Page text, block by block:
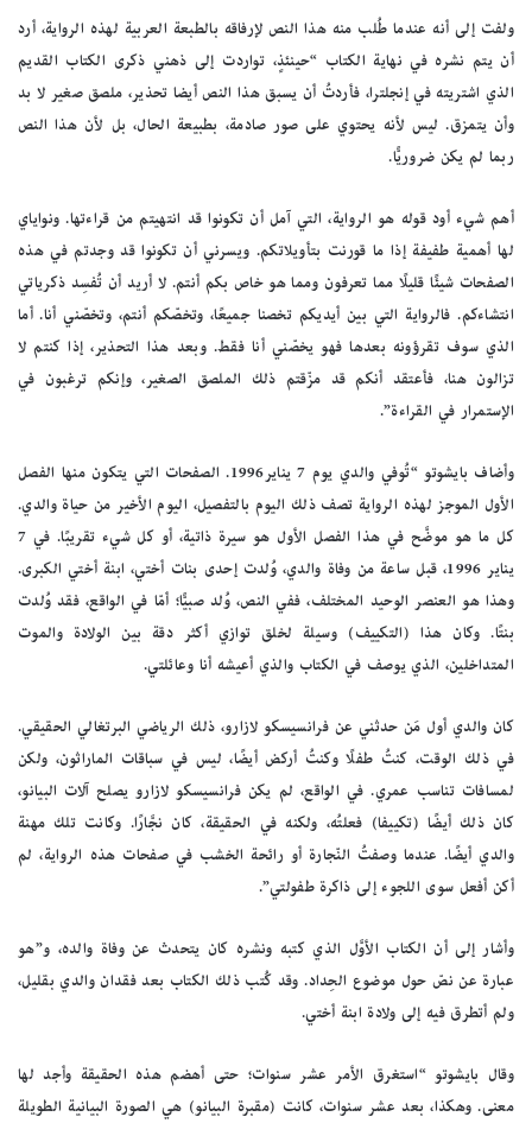
ولفت إلى أنه عندما طُلب منه هذا النص لإرفاقه بالطبعة العربية لهذه الرواية، أرد
أن يتم نشره في نهاية الكتاب “حينئذٍ، تواردت إلى ذهني ذكرى الكتاب القديم
الذي اشتريته في إنجلترا، فأردتُ أن يسبق هذا النص أيضا تحذير، ملصق صغير لا بد
وأن يتمزق. ليس لأنه يحتوي على صور صادمة، بطبيعة الحال، بل لأن هذا النص
ربما لم يكن ضروريًّا.
أهم شيء أود قوله هو الرواية، التي آمل أن تكونوا قد انتهيتم من قراءتها. ونواياي
لها أهمية طفيفة إذا ما قورنت بتأويلاتكم. ويسرني أن تكونوا قد وجدتم في هذه
الصفحات شيئًا قليلًا مما تعرفون ومما هو خاص بكم أنتم. لا أريد أن تُفسِد ذكرياتي
انتشاءكم. فالرواية التي بين أيديكم تخصنا جميعًا، وتخصّكم أنتم، وتخصّني أنا. أما
الذي سوف تقرؤونه بعدها فهو يخصّني أنا فقط. وبعد هذا التحذير، إذا كنتم لا
تزالون هنا، فأعتقد أنكم قد مزّقتم ذلك الملصق الصغير، وإنكم ترغبون في
الإستمرار في القراءة”.
وأضاف بايشوتو “تُوفي والدي يوم 7 يناير1996. الصفحات التي يتكون منها الفصل
الأول الموجز لهذه الرواية تصف ذلك اليوم بالتفصيل، اليوم الأخير من حياة والدي.
كل ما هو موضَّح في هذا الفصل الأول هو سيرة ذاتية، أو كل شيء تقريبًا. في 7
يناير 1996، قبل ساعة من وفاة والدي، وُلدت إحدى بنات أختي، ابنة أختي الكبرى.
وهذا هو العنصر الوحيد المختلف، ففي النص، وُلد صبيًّا؛ أمّا في الواقع، فقد وُلدت
بنتًا. وكان هذا (التكييف) وسيلة لخلق توازي أكثر دقة بين الولادة والموت
المتداخلين، الذي يوصف في الكتاب والذي أعيشه أنا وعائلتي.
كان والدي أول مَن حدثني عن فرانسيسكو لازارو، ذلك الرياضي البرتغالي الحقيقي.
في ذلك الوقت، كنتُ طفلًا وكنتُ أركض أيضًا، ليس في سباقات الماراثون، ولكن
لمسافات تناسب عمري. في الواقع، لم يكن فرانسيسكو لازارو يصلح آلات البيانو،
كان ذلك أيضًا (تكييفا) فعلتُه، ولكنه في الحقيقة، كان نجَّارًا. وكانت تلك مهنة
والدي أيضًا. عندما وصفتُ النّجارة أو رائحة الخشب في صفحات هذه الرواية، لم
أكن أفعل سوى اللجوء إلى ذاكرة طفولتي”.
وأشار إلى أن الكتاب الأوَّل الذي كتبه ونشره كان يتحدث عن وفاة والده، و”هو
عبارة عن نصّ حول موضوع الحِداد. وقد كُتب ذلك الكتاب بعد فقدان والدي بقليل،
ولم أتطرق فيه إلى ولادة ابنة أختي.
وقال بايشوتو “استغرق الأمر عشر سنوات؛ حتى أهضم هذه الحقيقة وأجد لها
معنى. وهكذا، بعد عشر سنوات، كانت (مقبرة البيانو) هي الصورة البيانية الطويلة